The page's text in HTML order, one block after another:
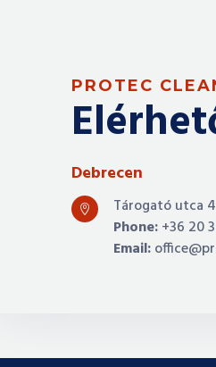
PROTEC
Debrecen

Tárogató utca
Phone:+36 20
Email: